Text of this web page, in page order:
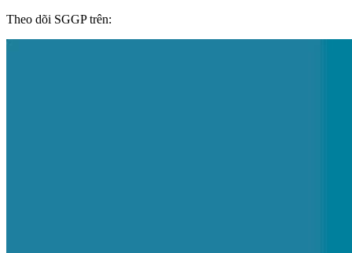
Theo dõi SGGP trên: